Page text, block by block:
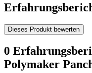
Dieses Produkt bewerten
0
Polymaker